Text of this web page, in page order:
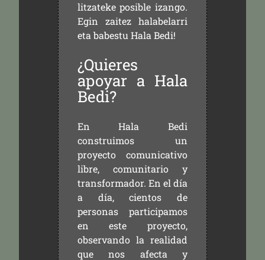
litzateke posible izango.
Egin zaitez halabelarri
eta babestu Hala Bedi!
¿Quieres
apoyar a Hala
Bedi?
En Hala Bedi
construimos un
proyecto comunicativo
libre, comunitario y
transformador. En el día
a día, cientos de
personas participamos
en este proyecto,
observando la realidad
que nos afecta y